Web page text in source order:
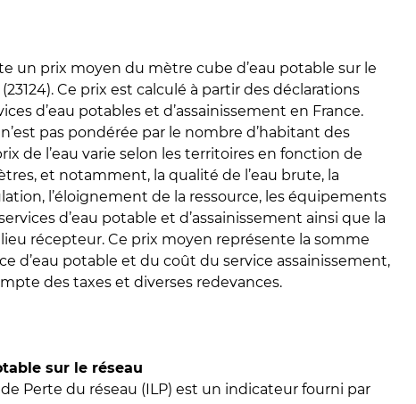
un prix moyen du mètre cube d’eau potable sur le
Ce prix est calculé à partir des déclarations
d’eau potables et d’assainissement en France.
pas pondérée par le nombre d’habitant des
de l’eau varie selon les territoires en fonction de
et notamment, la qualité de l’eau brute, la
l’éloignement de la ressource, les équipements
d’eau potable et d’assainissement ainsi que la
récepteur. Ce prix moyen représente la somme
d’eau potable et du coût du service assainissement,
des taxes et diverses redevances.
sur le réseau
de Perte du réseau (ILP) est un indicateur fourni par